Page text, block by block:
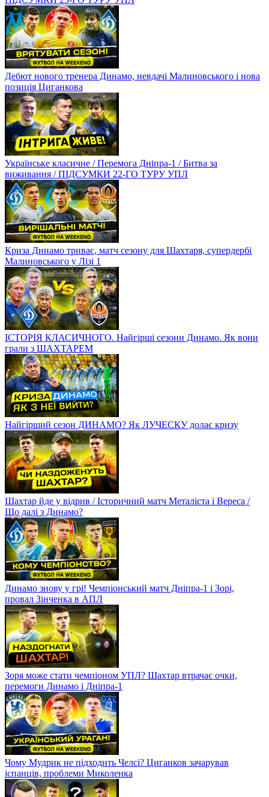
Дебют нового тренера Динамо, невдачі Малиновського і нова
позиція Циганкова
Українське класичне / Перемога Дніпра-1 / Битва за
виживання / ПІДСУМКИ 22-ГО ТУРУ УПЛ
Криза Динамо триває, матч сезону для Шахтаря, супердербі
Малиновського у Лізі 1
ІСТОРІЯ КЛАСИЧНОГО. Найгірші сезони Динамо. Як вони
грали з ШАХТАРЕМ
Найгірший сезон ДИНАМО? Як ЛУЧЕСКУ долає кризу
Шахтар йде у відрив / Історичний матч Металіста і Вереса /
Що далі з Динамо?
Динамо знову у грі! Чемпіонський матч Дніпра-1 і Зорі,
провал Зінченка в АПЛ
Зоря може стати чемпіоном УПЛ? Шахтар втрачає очки,
перемоги Динамо і Дніпра-1
Чому Мудрик не підходить Челсі? Циганков зачарував
іспанців, проблеми Миколенка